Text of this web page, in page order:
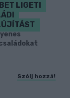
LIGETI
Szólj hozzá!